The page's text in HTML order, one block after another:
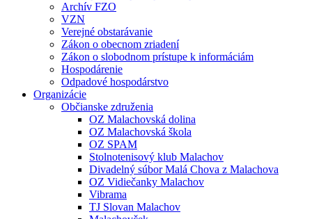
Archív FZO
VZN
Verejné obstarávanie
Zákon o obecnom zriadení
Zákon o slobodnom prístupe k informáciám
Hospodárenie
Odpadové hospodárstvo
Organizácie
Občianske združenia
OZ Malachovská dolina
OZ Malachovská škola
OZ SPAM
Stolnotenisový klub Malachov
Divadelný súbor Malá Chova z Malachova
OZ Vidiečanky Malachov
Vibrama
TJ Slovan Malachov